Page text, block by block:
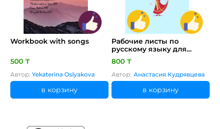
Workbook with songs
500 ₸
Автор: Yekaterina Oslyakova
в корзину
Рабочие листы по
русскому языку для
начальных классов
800 ₸
Автор: Анастасия Кудрявцева
в корзину